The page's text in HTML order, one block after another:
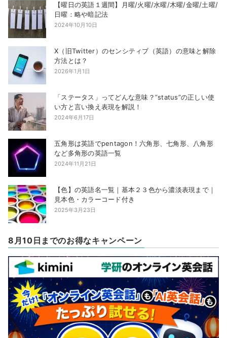
【曜日の英語１週間】月曜/火曜/水曜/木曜/金曜/土曜/
日曜：略や暗記法
2024年10月10日
X（旧Twitter）のセンシティブ（英語）の意味と解除
方法とは？
2026年1月1日
「ステータス」ってどんな意味？”status”の正しい使
い方と言い換え表現を解説！
2024年6月17日
五角形は英語でpentagon！六角形、七角形、八角形
など多角形の英語一覧
2024年11月21日
【色】の英語名一覧｜基本２３色から濃淡表現まで｜
見本色・カラーコード付き
2025年3月23日
8月10日までのお得なキャンペーン